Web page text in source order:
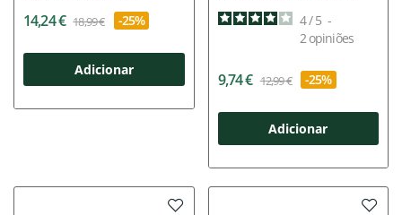
14,24 € 18,99 € -25%
Adicionar
4/ 5 -
2 opiniões
9,74 € 12,99 € -25%
Adicionar